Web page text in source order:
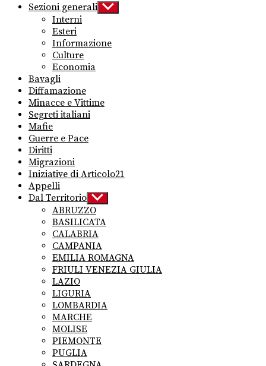
Sezioni generali Show
sub
Interni
Esteri
Informazione
Culture
Economia
Bavagli
Diffamazione
Minacce e Vittime
Segreti italiani
Mafie
Guerre e Pace
Diritti
Migrazioni
Iniziative di Articolo21
Appelli
Dal Territorio Show
sub
menu
ABRUZZO
BASILICATA
CALABRIA
CAMPANIA
EMILIA ROMAGNA
FRIULI VENEZIA GIULIA
LAZIO
LIGURIA
LOMBARDIA
MARCHE
MOLISE
PIEMONTE
PUGLIA